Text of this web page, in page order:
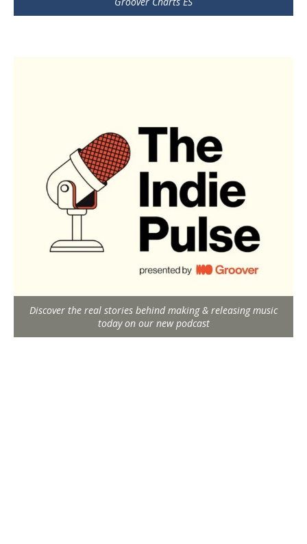
Discover the real stories behind making & releasing music
today on our new podcast